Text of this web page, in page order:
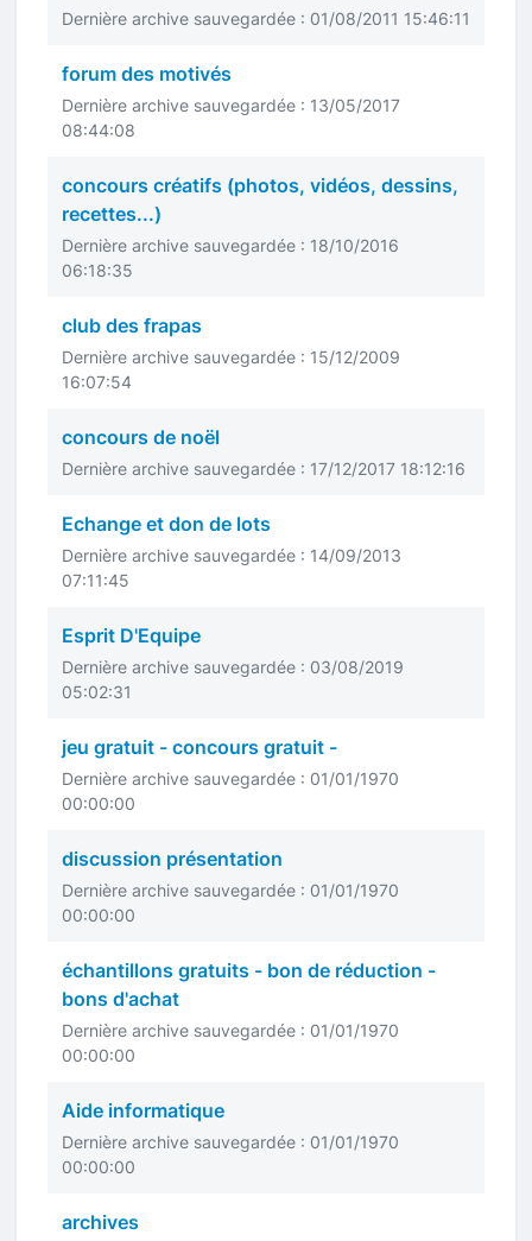
Dernière archive sauvegardée : 01/08/2011 15:46:11
forum des motivés
Dernière archive sauvegardée : 13/05/2017
08:44:08
concours créatifs (photos, vidéos, dessins,
recettes...)
Dernière archive sauvegardée : 18/10/2016
06:18:35
club des frapas
Dernière archive sauvegardée : 15/12/2009
16:07:54
concours de noël
Dernière archive sauvegardée : 17/12/2017 18:12:16
Echange et don de lots
Dernière archive sauvegardée : 14/09/2013
07:11:45
Esprit D'Equipe
Dernière archive sauvegardée : 03/08/2019
05:02:31
jeu gratuit - concours gratuit -
Dernière archive sauvegardée : 01/01/1970
00:00:00
discussion présentation
Dernière archive sauvegardée : 01/01/1970
00:00:00
échantillons gratuits - bon de réduction -
bons d'achat
Dernière archive sauvegardée : 01/01/1970
00:00:00
Aide informatique
Dernière archive sauvegardée : 01/01/1970
00:00:00
archives